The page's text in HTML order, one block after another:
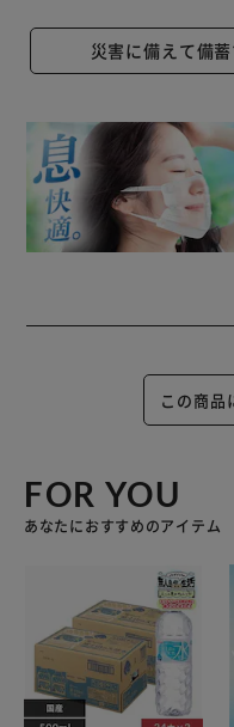
災害に備えて備
この商品
FOR YOU
あなたにおすすめのアイテム